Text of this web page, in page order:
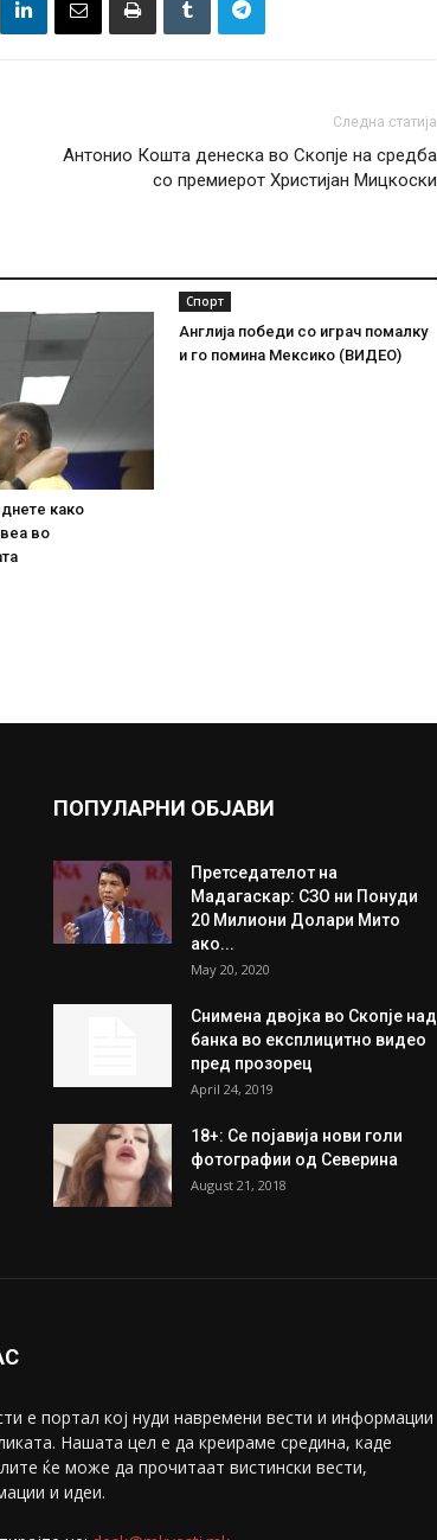
Следна статија
Антонио Кошта денеска во Скопје на средба
со премиерот Христијан Мицкоски
како
во
Спорт
Англија победи со играч помалку
и го помина Мексико (ВИДЕО)
ПОПУЛАРНИ ОБЈАВИ
Претседателот на
Мадагаскар: СЗО ни Понуди
20 Милиони Долари Мито
ако...
May 20, 2020
Снимена двојка во Скопје над
банка во експлицитно видео
пред прозорец
April 24, 2019
18+: Се појавија нови голи
фотографии од Северина
August 21, 2018
е портал коj нуди навремени вести и информации
Нашата цел е да креираме средина, каде
ќе може да прочитаат вистински вести,
и идеи.